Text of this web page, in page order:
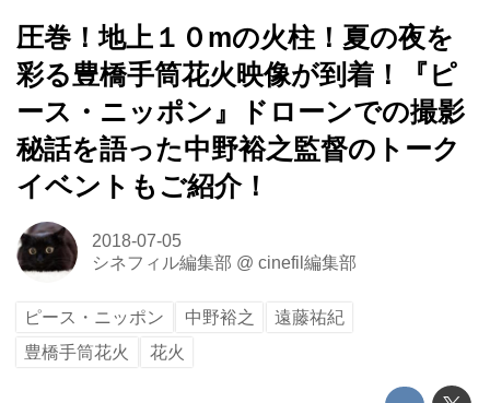
圧巻！地上１０mの火柱！夏の夜を
彩る豊橋手筒花火映像が到着！『ピ
ース・ニッポン』ドローンでの撮影
秘話を語った中野裕之監督のトーク
イベントもご紹介！
2018-07-05
シネフィル編集部 @ cinefil編集部
ピース・ニッポン 中野裕之
遠藤祐紀
豊橋手筒花火
花火